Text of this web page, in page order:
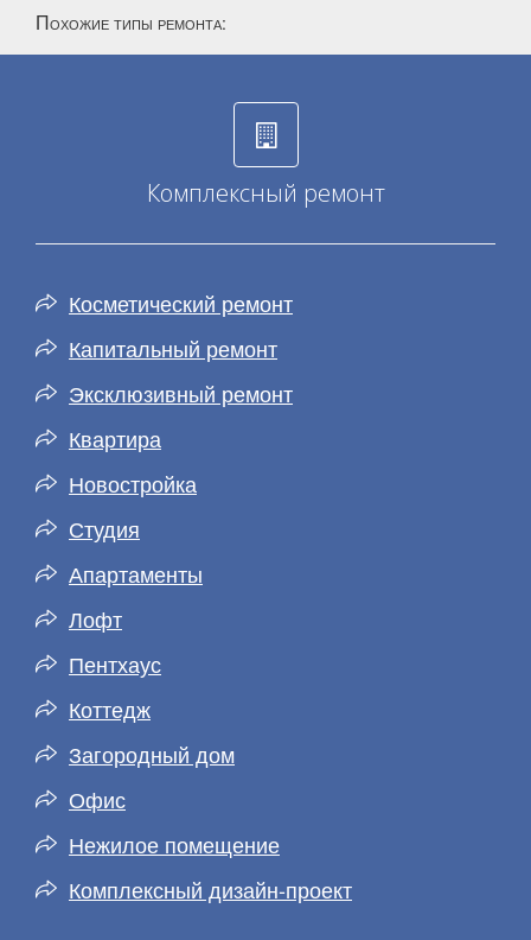
Похожие типы ремонта:
Комплексный ремонт
Косметический ремонт
Капитальный ремонт
Эксклюзивный ремонт
Квартира
Новостройка
Студия
Апартаменты
Лофт
Пентхаус
Коттедж
Загородный дом
Офис
Нежилое помещение
Комплексный дизайн-проект